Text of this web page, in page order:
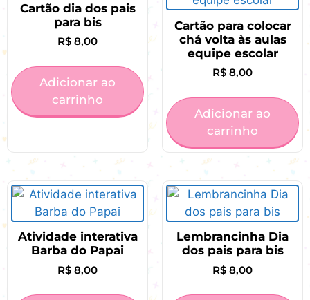
Cartão dia dos pais
para bis
R$ 8,00
Adicionar ao
carrinho
Cartão para colocar
chá volta às aulas
equipe escolar
R$ 8,00
Adicionar ao
carrinho
Atividade interativa
Barba do Papai
R$ 8,00
Lembrancinha Dia
dos pais para bis
R$ 8,00